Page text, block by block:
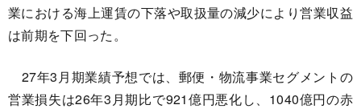
業における海上運賃の下落や取扱量の減少により営業収益
は前期を下回った。
27年3月期業績予想では、郵便・物流事業セグメントの
営業損失は26年3月期比で921億円悪化し、1040億円の赤